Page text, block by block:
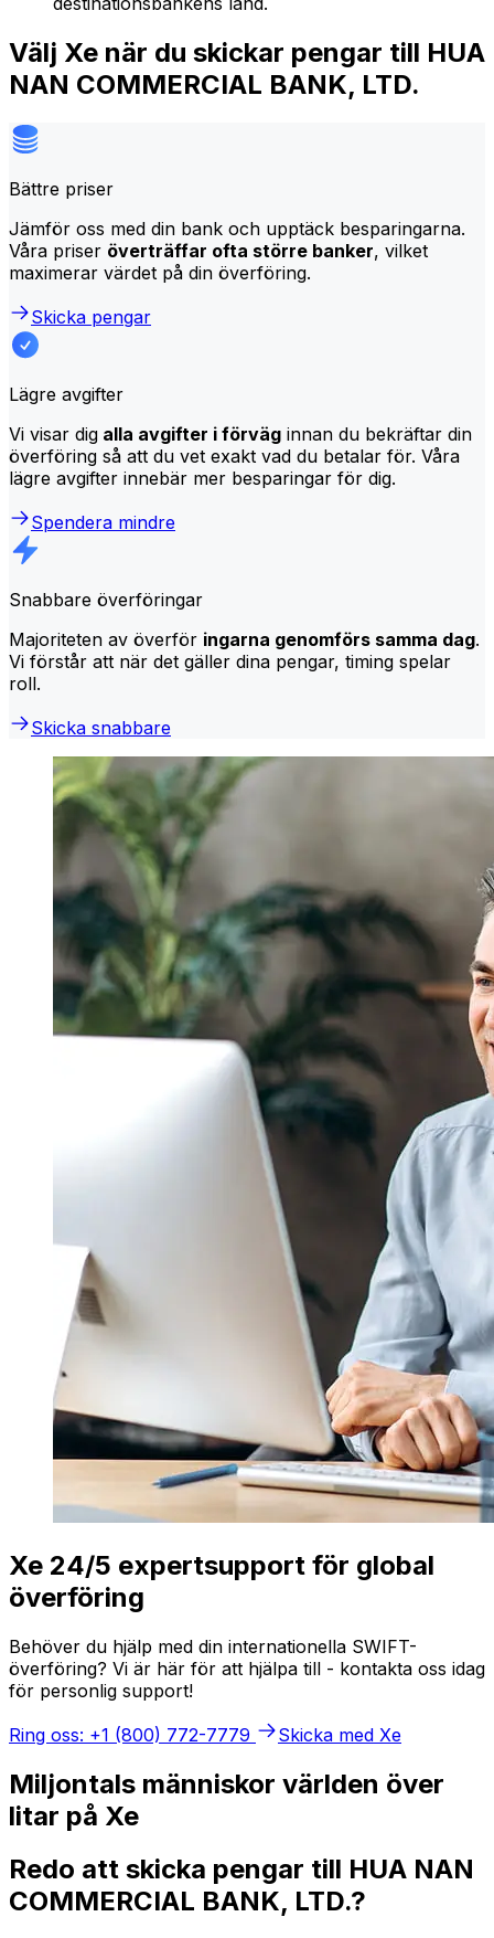
Välj Xe när du skickar pengar till HUA
NAN COMMERCIAL BANK, LTD.
Bättre priser
Jämför oss med din bank och upptäck besparingarna.
Våra priser överträffar ofta större banker, vilket
maximerar värdet på din överföring.
Skicka pengar
Lägre avgifter
Vi visar dig alla avgifter i förväg innan du bekräftar din
överföring så att du vet exakt vad du betalar för. Våra
lägre avgifter innebär mer besparingar för dig.
Spendera mindre
Snabbare överföringar
Majoriteten av överför ingarna genomförs samma dag.
Vi förstår att när det gäller dina pengar, timing spelar
roll.
Skicka snabbare
Xe 24/5 expertsupport för global
överföring
Behöver du hjälp med din internationella SWIFT-
överföring? Vi är här för att hjälpa till - kontakta oss idag
för personlig support!
Ring oss: +1 (800) 772-7779
Skicka med Xe
Miljontals människor världen över
litar på Xe
Redo att skicka pengar till HUA NAN
COMMERCIAL BANK, LTD.?